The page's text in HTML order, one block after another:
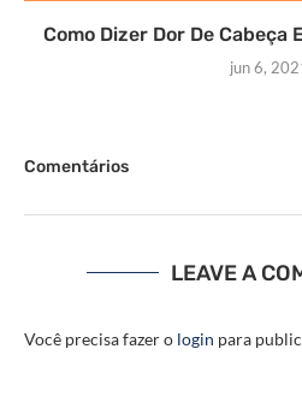
Como Dizer Dor De Cabeça
jun 6,
Comentários
LEAVE A
Você precisa fazer o login para